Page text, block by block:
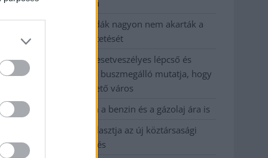
kevesebbet vittek haza
A Szolnok megyei gazdák nagyon nem akarták a
JÉGER további üzemeltetését
Csendélet 5.0: alig balesetveszélyes lépcső és
remek állapotban levő buszmegálló mutatja, hogy
Szolnok mennyire élhető város
Pénteken újra csökken a benzin és a gázolaj ára is
Napokon belül megválasztja az új köztársasági
elnököt az Országgyűlés